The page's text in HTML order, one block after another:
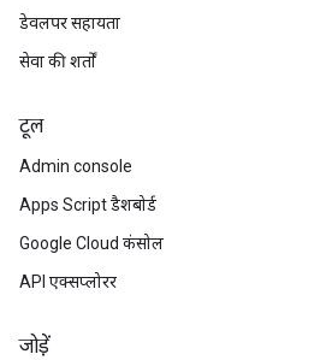
डेवलपर सहायता
सेवा की शर्तों
टूल
Admin console
Apps Script डैशबोर्ड
Google Cloud कंसोल
API एक्सप्लोरर
जोड़ें